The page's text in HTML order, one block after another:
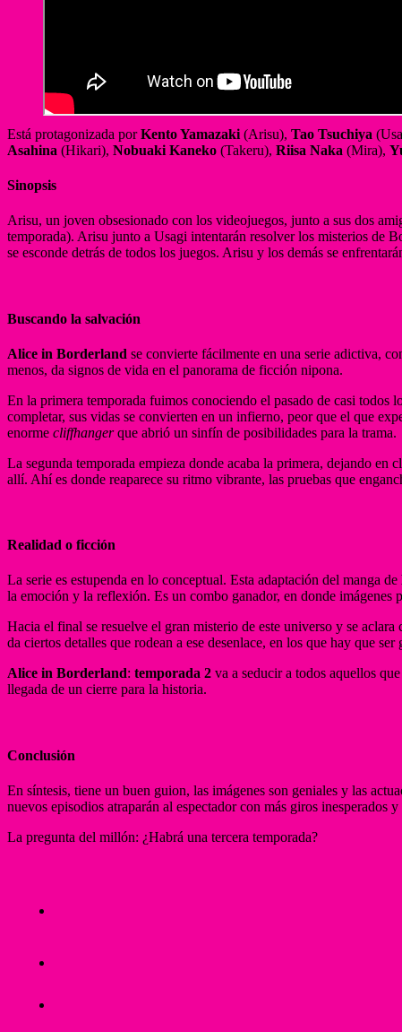
Está protagonizada porKento Yamazaki (Arisu), Tao Tsuchiya
Asahina (Hikari), Nobuaki Kaneko (Takeru), Riisa Naka (Mira),
Sinopsis
Arisu, un joven obsesionado con los videojuegos, junto a sus dos
temporada). Arisu junto a Usagi intentarán resolver los misterios de
se esconde detrás de todos los juegos. Arisu y los demás se
Buscando la salvación
Alice in Borderland se convierte fácilmente en una serie adictiva,
menos, da signos de vida en el panorama de ficción nipona.
En la primera temporada fuimos conociendo el pasado de casi todos
completar, sus vidas se convierten en un infierno, peor que el que
enorme cliffhangerque abrió un sinfín de posibilidades para la trama.
La segunda temporada empieza donde acaba la primera, dejando
allí. Ahí es donde reaparece su ritmo vibrante, las pruebas que
Realidad o ficción
La serie es estupenda en lo conceptual. Esta adaptación del manga de
la emoción y la reflexión. Es un combo ganador, en donde imágenes
Hacia el final se resuelve el gran misterio de este universo y se
da ciertos detalles que rodean a ese desenlace, en los que hay que
Alice in Borderland: temporada 2 va a seducir a todos aquellos
llegada de un cierre para la historia.
Conclusión
En síntesis, tiene un buen guion, las imágenes son geniales y las
nuevos episodios atraparán al espectador con más giros inesperados
La pregunta del millón: ¿Habrá una tercera temporada?